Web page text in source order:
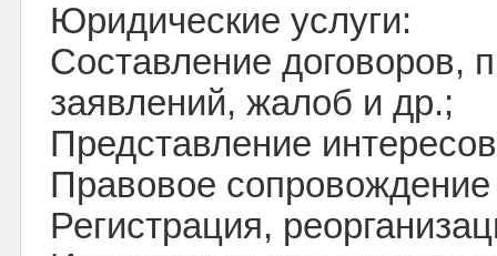
Юридические услуги:
Составление договоров,
заявлений, жалоб и др.;
Представление
Правовое сопровождение
Регистрация,